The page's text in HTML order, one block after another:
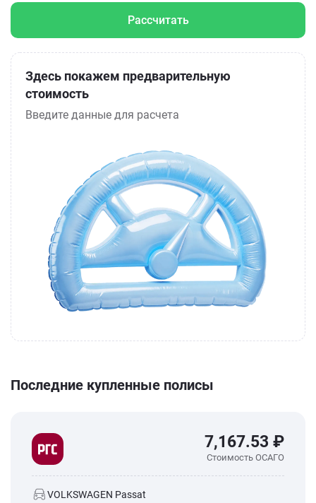
Рассчитать
Здесь покажем предварительную
стоимость
Введите данные для расчета
Последние купленные полисы
7,167.53 ₽
Стоимость ОСАГО
VOLKSWAGEN Passat